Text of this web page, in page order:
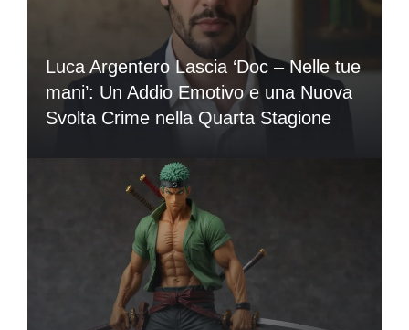
Luca Argentero Lascia ‘Doc – Nelle tue
mani’: Un Addio Emotivo e una Nuova
Svolta Crime nella Quarta Stagione